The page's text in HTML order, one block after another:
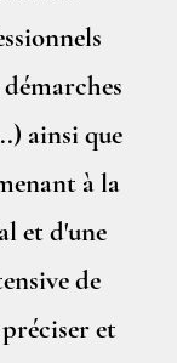
ainsi que
à la
et d'une
de
et